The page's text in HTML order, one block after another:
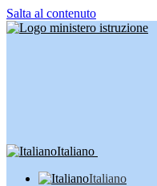
Salta al contenuto
Italiano
Italiano